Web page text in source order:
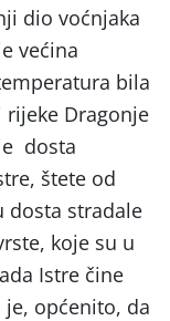
dio voćnjaka
većina
bila
rijeke Dragonje
dosta
štete od
dosta stradale
koje su u
Istre čine
općenito, da